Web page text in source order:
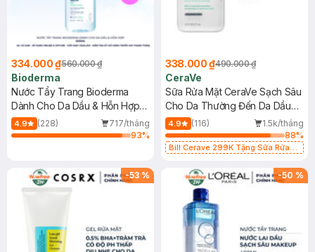
334.000 ₫560.000 ₫
Bioderma
Nước Tẩy Trang Bioderma
Dành Cho Da Dầu & Hỗn Hợp
500ml
4.9 (228)
717/tháng
93%
338.000 ₫490.000 ₫
CeraVe
Sữa Rửa Mặt CeraVe Sạch Sâu
Cho Da Thường Đến Da Dầu
473ml
4.9 (116)
1.5k/tháng
88%
Bill Cerave 299K Tặng Sữa Rửa
-53 % -50 %